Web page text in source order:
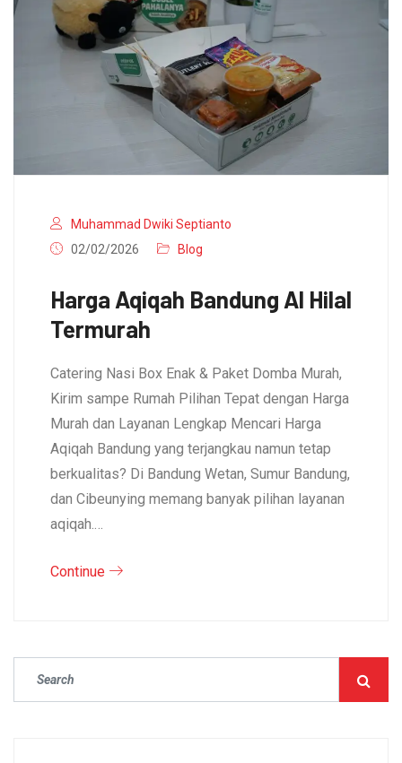
Muhammad Dwiki Septianto
02/02/2026
Blog
Harga Aqiqah Bandung Al Hilal
Termurah
Catering Nasi Box Enak & Paket Domba Murah,
Kirim sampe Rumah Pilihan Tepat dengan Harga
Murah dan Layanan Lengkap Mencari Harga
Aqiqah Bandung yang terjangkau namun tetap
berkualitas? Di Bandung Wetan, Sumur Bandung,
dan Cibeunying memang banyak pilihan layanan
aqiqah.…
Continue